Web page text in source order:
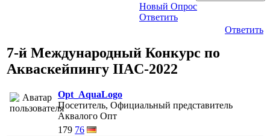
Новый Опрос
Ответить
Ответить
7-й Международный Конкурс по
Акваскейпингу IIAC-2022
Opt_AquaLogo
Посетитель, Официальный представитель
Аквалого Опт
179 76